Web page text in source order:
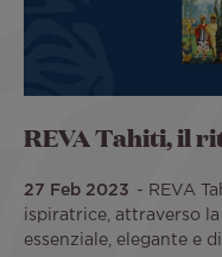
REVA Tahiti, il
27 Feb 2023
REVA
ispiratrice, attraverso
essenziale, elegante e